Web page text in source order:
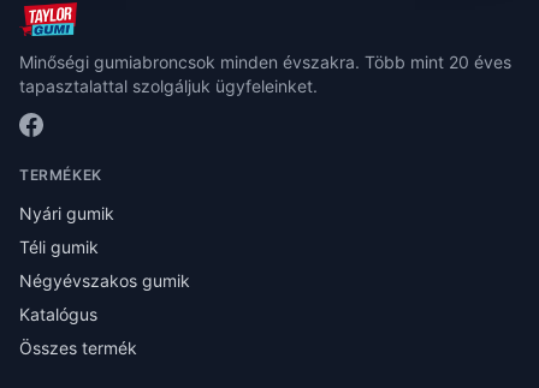
Minőségi gumiabroncsok minden évszakra. Több mint 20 éves
tapasztalattal szolgáljuk ügyfeleinket.
TERMÉKEK
Nyári gumik
Téli gumik
Négyévszakos gumik
Katalógus
Összes termék